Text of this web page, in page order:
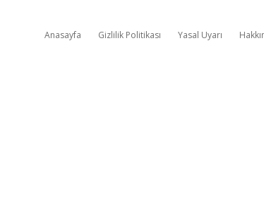
Anasayfa Gizlilik Politikası Yasal Uyarı